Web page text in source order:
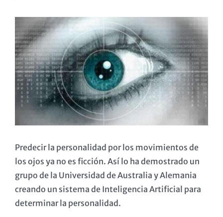
imagen
más
grande
Predecir la personalidad por los movimientos de
los ojos ya no es ficción. Así lo ha demostrado un
grupo de la Universidad de Australia y Alemania
creando un sistema de Inteligencia Artificial para
determinar la personalidad.